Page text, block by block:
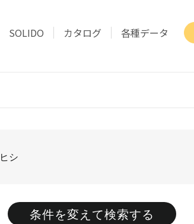
SOLIDO カタログ 各種データ
ヒシ
条件を変えて検索する